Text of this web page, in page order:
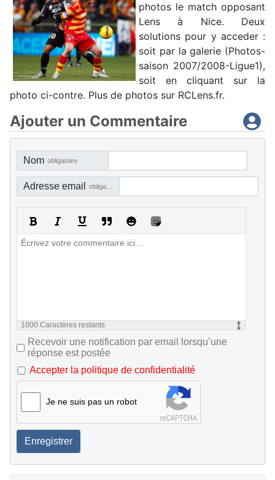
photos le match opposant
Lens à Nice. Deux
solutions pour y acceder :
soit par la galerie (Photos-
saison 2007/2008-Ligue1),
soit en cliquant sur la
photo ci-contre. Plus de photos sur RCLens.fr.
Ajouter un Commentaire
Nom obligatoire
Adresse email
1000 Caractères restants
Recevoir une notification par email lorsqu’une
réponse est postée
Accepter la politique de confidentialité
Je ne suis pas un robot
Enregistrer